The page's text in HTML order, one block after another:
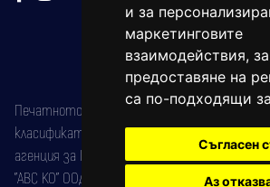
и за
маркетинговите
взаимодействия, за
предоставяне на
са по-подходящи
Съгласен
Аз
Печатното издание на вестника е
класификатор на печатните издания
агенция за ISSN) под номер: ISSN 1312-4722.
"АВС КО" ООД е притежател на марката: